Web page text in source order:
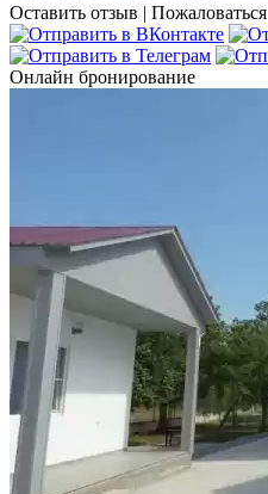
Оставить отзыв | Пожаловаться
Онлайн бронирование